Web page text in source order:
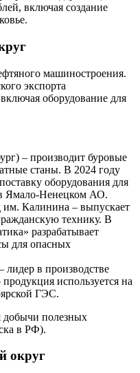
включая создание
машиностроения.
экспорта
оборудование для
– производит буровые
станы. В 2024 году
оборудования для
Ямало-Ненецком АО.
Калинина – выпускает
технику. В
разрабатывает
для опасных
в производстве
используется на
ГЭС.
добычи полезных
в РФ).
округ